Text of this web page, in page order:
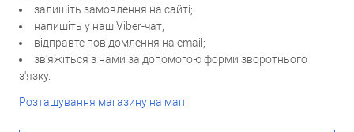
залишіть замовлення на сайті;
напишіть у наш Viber-чат;
відправте повідомлення на email;
зв'яжіться з нами за допомогою форми зворотнього
з'язку.
Розташування магазину на мапі